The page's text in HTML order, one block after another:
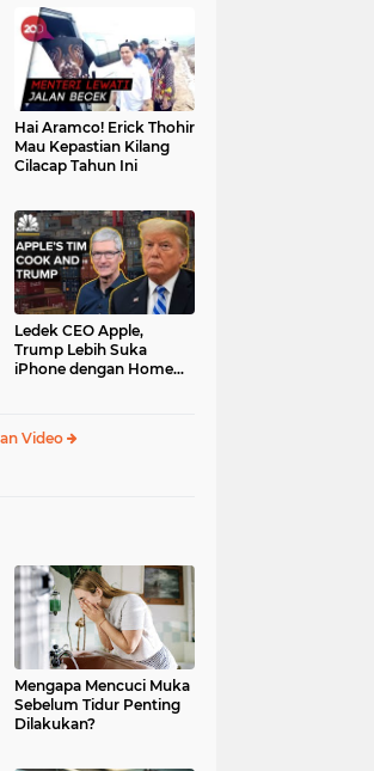
Hai Aramco! Erick Thohir
Mau Kepastian Kilang
Cilacap Tahun Ini
Ledek CEO Apple,
Trump Lebih Suka
iPhone dengan Home
Video
Mengapa Mencuci Muka
Sebelum Tidur Penting
Dilakukan?